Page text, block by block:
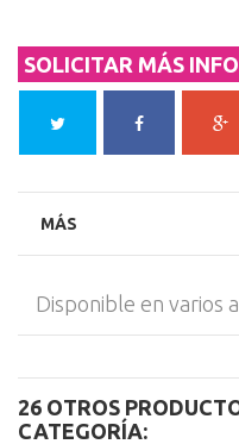
SOLICITAR MÁS
MÁS
Disponible en varios
26 OTROS
CATEGORÍA: